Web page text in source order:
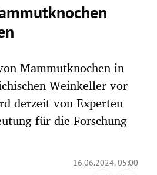
Mammutknochen in
Weinkeller vor
derzeit von Experten
für die Forschung
16.06.2024, 05:00